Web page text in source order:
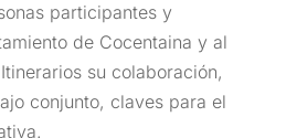
participantes y
de Cocentaina y al
su colaboración,
conjunto, claves para el